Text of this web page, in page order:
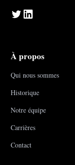
À propos
Qui nous sommes
Historique
Notre équipe
Carrières
Contact